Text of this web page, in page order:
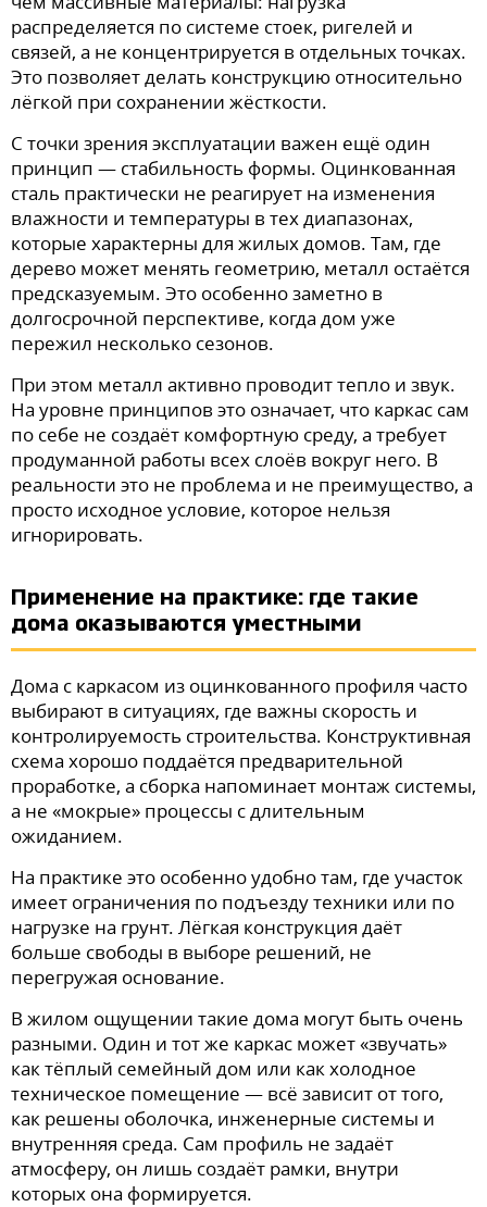
распределяется по системе стоек, ригелей и
связей, а не концентрируется в отдельных точках.
Это позволяет делать конструкцию относительно
лёгкой при сохранении жёсткости.
С точки зрения эксплуатации важен ещё один
принцип — стабильность формы. Оцинкованная
сталь практически не реагирует на изменения
влажности и температуры в тех диапазонах,
которые характерны для жилых домов. Там, где
дерево может менять геометрию, металл остаётся
предсказуемым. Это особенно заметно в
долгосрочной перспективе, когда дом уже
пережил несколько сезонов.
При этом металл активно проводит тепло и звук.
На уровне принципов это означает, что каркас сам
по себе не создаёт комфортную среду, а требует
продуманной работы всех слоёв вокруг него. В
реальности это не проблема и не преимущество, а
просто исходное условие, которое нельзя
игнорировать.
Применение на практике: где такие
дома оказываются уместными
Дома с каркасом из оцинкованного профиля часто
выбирают в ситуациях, где важны скорость и
контролируемость строительства. Конструктивная
схема хорошо поддаётся предварительной
проработке, а сборка напоминает монтаж системы,
а не «мокрые» процессы с длительным
ожиданием.
На практике это особенно удобно там, где участок
имеет ограничения по подъезду техники или по
нагрузке на грунт. Лёгкая конструкция даёт
больше свободы в выборе решений, не
перегружая основание.
В жилом ощущении такие дома могут быть очень
разными. Один и тот же каркас может «звучать»
как тёплый семейный дом или как холодное
техническое помещение — всё зависит от того,
как решены оболочка, инженерные системы и
внутренняя среда. Сам профиль не задаёт
атмосферу, он лишь создаёт рамки, внутри
которых она формируется.